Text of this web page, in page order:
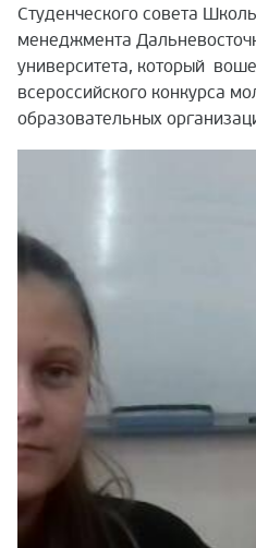
Студенческого совета
менеджмента
университета, который
всероссийского конкурса
образовательных